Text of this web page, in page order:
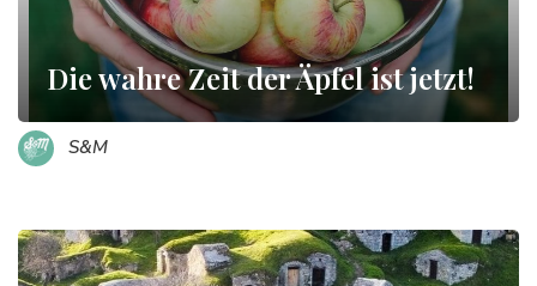
Die wahre Zeit der Äpfel ist jetzt!
S&M